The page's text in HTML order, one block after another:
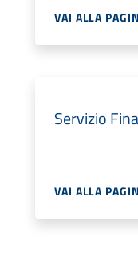
VAI ALLA
Servizio
VAI ALLA